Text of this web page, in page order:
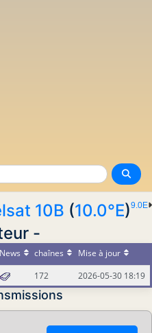
9.0E
10B (10.0°E)
-
News chaînes
Mise à jour
172 2026-05-30 18:19